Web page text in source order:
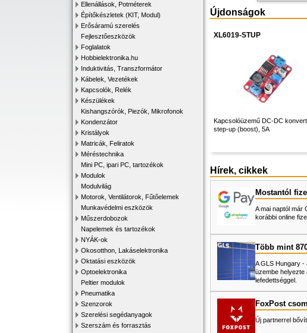
Ellenállások, Potméterek
Építőkészletek (KIT, Modul)
Erősáramú szerelés
Fejlesztőeszközök
Foglalatok
Hobbielektronika.hu
Induktivitás, Transzformátor
Kábelek, Vezetékek
Kapcsolók, Relék
Készülékek
Kishangszórók, Piezók, Mikrofonok
Kondenzátor
Kristályok
Matricák, Feliratok
Méréstechnika
Mini PC, ipari PC, tartozékok
Modulok
Modulvilág
Motorok, Ventilátorok, Fűtőelemek
Munkavédelmi eszközök
Műszerdobozok
Napelemek és tartozékok
NYÁK-ok
Okosotthon, Lakáselektronika
Oktatási eszközök
Optoelektronika
Peltier modulok
Pneumatika
Szenzorok
Szerelési segédanyagok
Szerszám és forrasztás
Újdonságok
XL6019-STUP
Kapcsolóüzemű DC-DC
step-up (boost), 5A
Hírek, cikkek
Mostantól
A mai naptól már
korábbi online
Több mint
A GLS Hungary
üzembe helyezte
lefedettséggel.
FoxPost
Új partnerrel